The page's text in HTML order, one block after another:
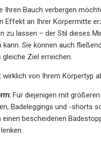
Ihren Bauch verbergen
Effekt an Ihrer Körpermitte
zu lassen – der Stil dieses
kann. Sie können auch
gleiche Ziel erreichen.
wirklich von Ihrem Körpertyp
Für diejenigen mit
Badeleggings und -shorts
einen bescheidenen